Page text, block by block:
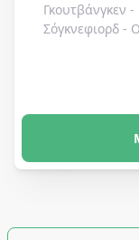
Γκουτβάνγκεν
Σόγκνεφιορδ -
Στοκχόλμη.